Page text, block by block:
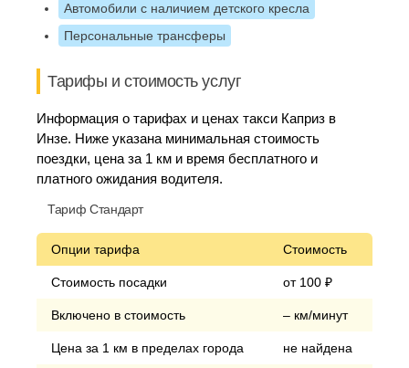
Автомобили с наличием детского кресла
Персональные трансферы
Тарифы и стоимость услуг
Информация о тарифах и ценах такси Каприз в
Инзе. Ниже указана минимальная стоимость
поездки, цена за 1 км и время бесплатного и
платного ожидания водителя.
Тариф Стандарт
Опции тарифа Стоимость
Стоимость посадки от 100 ₽
Включено в стоимость – км/минут
Цена за 1 км в пределах города не найдена